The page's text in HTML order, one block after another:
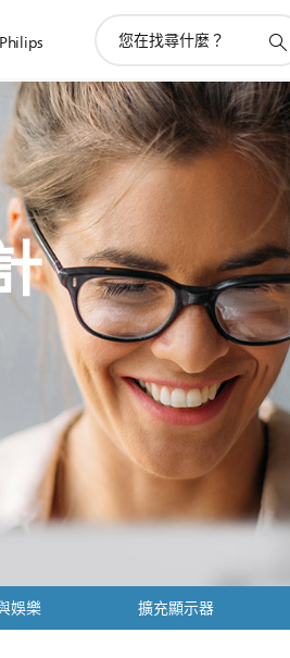
持
搜
索
娛樂 擴充顯示器